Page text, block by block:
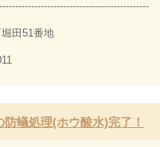
田51番地
蟻処理(ホウ酸水)完了！